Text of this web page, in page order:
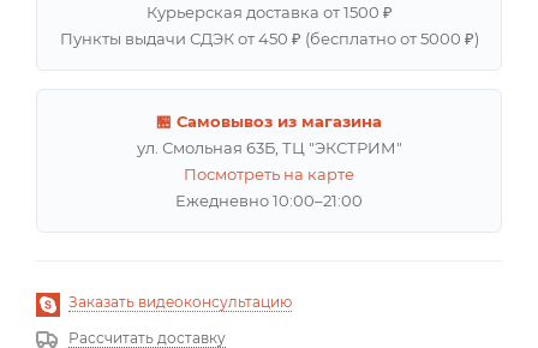
Курьерская доставка от 1500 ₽
Пункты выдачи СДЭК от 450 ₽ (бесплатно от 5000 ₽)
🏪 Самовывоз из магазина
ул. Смольная 63Б, ТЦ "ЭКСТРИМ"
Посмотреть на карте
Ежедневно 10:00–21:00
Заказать видеоконсультацию
Рассчитать доставку